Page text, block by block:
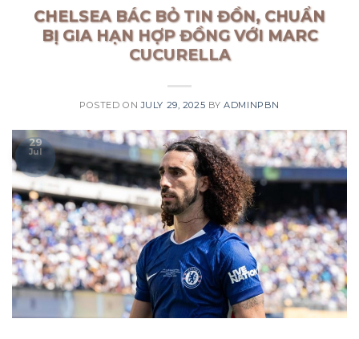
CHELSEA BÁC BỎ TIN ĐỒN, CHUẨN
BỊ GIA HẠN HỢP ĐỒNG VỚI MARC
CUCURELLA
POSTED ONJULY 29, 2025 BYADMINPBN
29
Jul